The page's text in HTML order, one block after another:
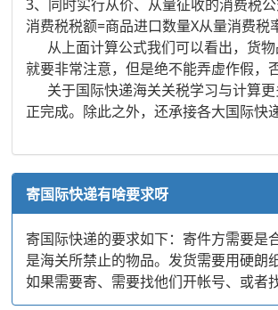
3、同时实行从价、从量征收的消费税
消费税税额=商品进口数量X从量消费
从上面计算公式我们可以看出，货物
就要非常注意，但是绝不能弄虚作假，
关于国际快递海关关税学习与计算更
正完成。除此之外，还承接各大国际快
寄国际快递有啥要求呀
寄国际快递的要求如下：寄件方需要
是海关所禁止的物品。发货需要用硬朗
如果需要寄、需要找他们开帐号、或者